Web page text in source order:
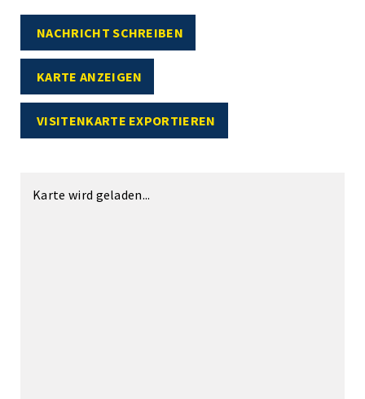
NACHRICHT SCHREIBEN
KARTE ANZEIGEN
VISITENKARTE EXPORTIEREN
Karte wird geladen...